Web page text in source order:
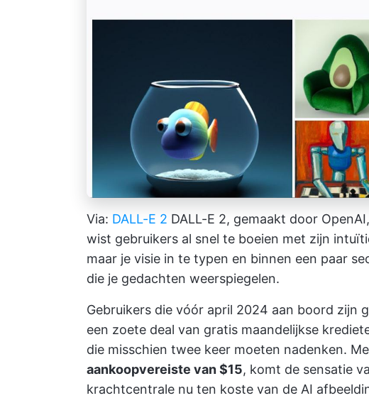
Via: DALL-E 2 DALL-E 2, gemaakt door
wist gebruikers al snel te boeien met zijn
maar je visie in te typen en binnen een paar
die je gedachten weerspiegelen.
Gebruikers die vóór april 2024 aan boord zijn
een zoete deal van gratis maandelijkse
die misschien twee keer moeten nadenken.
aankoopvereiste van $15, komt de sensatie
krachtcentrale nu ten koste van de AI